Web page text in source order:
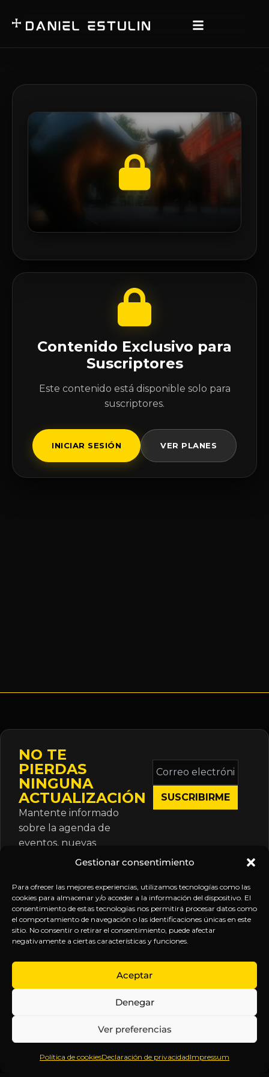
Gestionar consentimiento
Para ofrecer las mejores experiencias, utilizamos tecnologías como las
cookies para almacenar y/o acceder a la información del dispositivo. El
consentimiento de estas tecnologías nos permitirá procesar datos como
el comportamiento de navegación o las identificaciones únicas en este
sitio. No consentir o retirar el consentimiento, puede afectar
negativamente a ciertas características y funciones.
Aceptar
Denegar
Ver preferencias
Política de cookiesDeclaración de privacidadImpressum
Contenido Exclusivo para
Suscriptores
Este contenido está disponible solo para
suscriptores.
INICIAR SESIÓN VER PLANES
NO TE
PIERDAS
NINGUNA
ACTUALIZACIÓN
Mantente informado
sobre la agenda de
eventos, nuevas
publicaciones y
suscripción.
Correo
electrónico
*
Inteligencia
Anticipándonos
EXPLORA
Inicio
Sobre
Contenido
Webinars
LEGAL
Política
de
Términos y
Aviso
SÍGUENOS